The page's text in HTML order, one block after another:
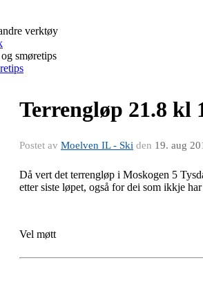
verktøy
smøretips
Terrengløp 21.8 kl
Postet av Moelven IL - Ski den 19. aug
Då vert det terrengløp i Moskogen 5
etter siste løpet, også for dei som ikkje
Vel møtt